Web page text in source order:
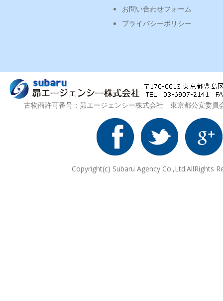
お問い合わせフォーム
プライバシーポリシー
古物商許可番号：昴エージェンシー株式会社 東京都公安委
Copyright(c) Subaru Agency Co.,Ltd.AllRights